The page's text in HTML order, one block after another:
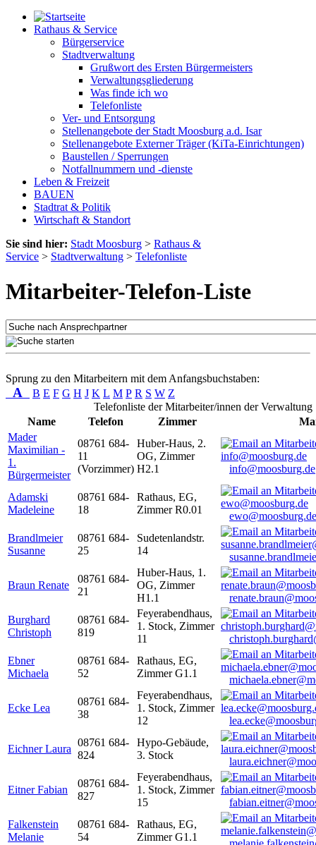
Rathaus & Service
Bürgerservice
Stadtverwaltung
Grußwort des Ersten Bürgermeisters
Verwaltungsgliederung
Was finde ich wo
Telefonliste
Ver- und Entsorgung
Stellenangebote der Stadt Moosburg a.d. Isar
Stellenangebote Externer Träger (KiTa-Einrichtungen)
Baustellen / Sperrungen
Notfallnummern und -dienste
Leben & Freizeit
BAUEN
Stadtrat & Politik
Wirtschaft & Standort
Sie sind hier: Stadt Moosburg > Rathaus &
Service > Stadtverwaltung > Telefonliste
Mitarbeiter-Telefon-Liste
Sprung zu den Mitarbeitern mit dem Anfangsbuchstaben:
A B E F G H J K L M P R S W Z
Telefonliste der Mitarbeiter/innen der Verwaltung
Name
Telefon Zimmer
Mader
Maximilian -
1.
Bürgermeister
08761 684-
11
(Vorzimmer)
Huber-Haus, 2.
OG, Zimmer
H2.1
info@moosburg.de
Adamski
Madeleine
08761 684-
18
Rathaus, EG,
Zimmer R0.01
ewo@moosburg.de
Brandlmeier
Susanne
08761 684-
25
Sudetenlandstr.
14
Braun Renate
08761 684-
21
Huber-Haus, 1.
OG, Zimmer
H1.1
Burghard
Christoph
08761 684-
819
Feyerabendhaus,
1. Stock, Zimmer
11
Ebner
Michaela
08761 684-
52
Rathaus, EG,
Zimmer G1.1
Ecke Lea
08761 684-
38
Feyerabendhaus,
1. Stock, Zimmer
12
Eichner Laura
08761 684-
824
Hypo-Gebäude,
3. Stock
Eitner Fabian
08761 684-
827
Feyerabendhaus,
1. Stock, Zimmer
15
Falkenstein
Melanie
08761 684-
54
Rathaus, EG,
Zimmer G1.1